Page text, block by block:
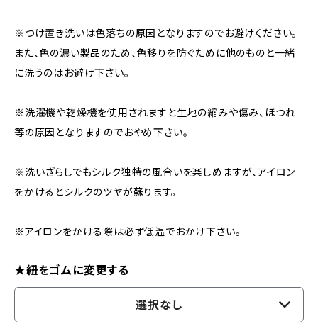
※つけ置き洗いは色落ちの原因となりますのでお避けください。
また、色の濃い製品のため、色移りを防ぐために他のものと一緒
に洗うのはお避け下さい。
※洗濯機や乾燥機を使用されますと生地の縮みや傷み、ほつれ
等の原因となりますのでおやめ下さい。
※洗いざらしでもシルク独特の風合いを楽しめますが、アイロン
をかけるとシルクのツヤが蘇ります。
※アイロンをかける際は必ず低温でおかけ下さい。
★紐をゴムに変更する
選択なし